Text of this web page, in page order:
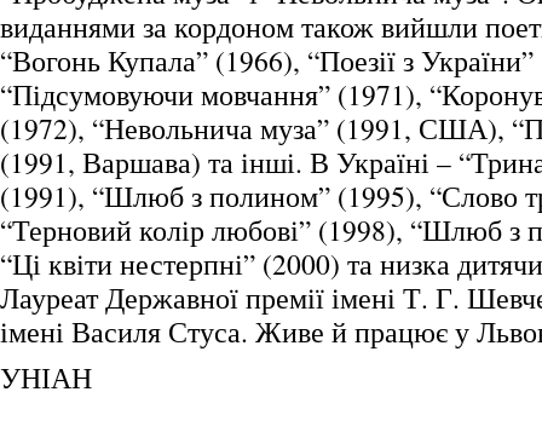
виданнями за кордоном також вийшли
“Вогонь Купала” (1966), “Поезії з
“Підсумовуючи мовчання” (1971),
(1972), “Невольнича муза” (1991, США),
(1991, Варшава) та інші. В Україні –
(1991), “Шлюб з полином” (1995), “Слово
“Терновий колір любові” (1998), “Шлюб з
“Ці квіти нестерпні” (2000) та низка
Лауреат Державної премії імені Т. Г.
імені Василя Стуса. Живе й працює у
УНІАН